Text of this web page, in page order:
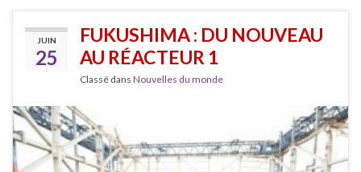
JUIN
25
FUKUSHIMA : DU NOUVEAU
AU RÉACTEUR 1
Classé dans Nouvelles du monde